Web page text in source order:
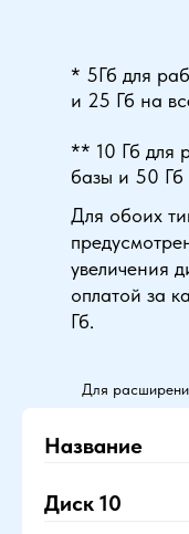
Для обоих
увеличения
оплатой за
Гб.
* 5Гб для
и 25 Гб на
** 10 Гб для
базы и 50 Гб
Для
Название
Диск 10